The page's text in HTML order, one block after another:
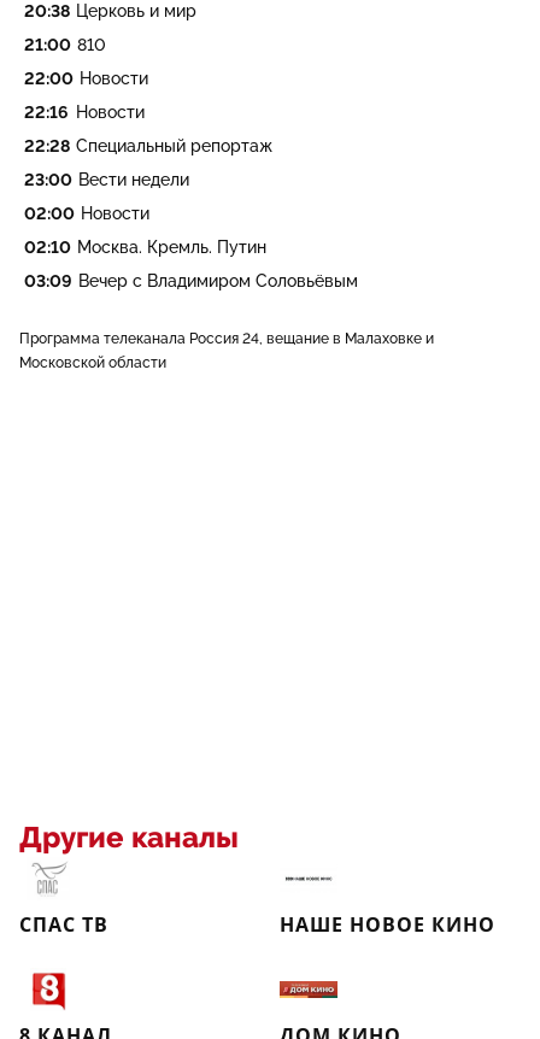
20:38 Церковь и мир
21:00 810
22:00 Новости
22:16 Новости
22:28 Специальный репортаж
23:00 Вести недели
02:00 Новости
02:10 Москва. Кремль. Путин
03:09 Вечер с Владимиром Соловьёвым
Программа телеканала Россия 24, вещание в Малаховке и
Московской области
Другие каналы
СПАС ТВ НАШЕ НОВОЕ КИНО